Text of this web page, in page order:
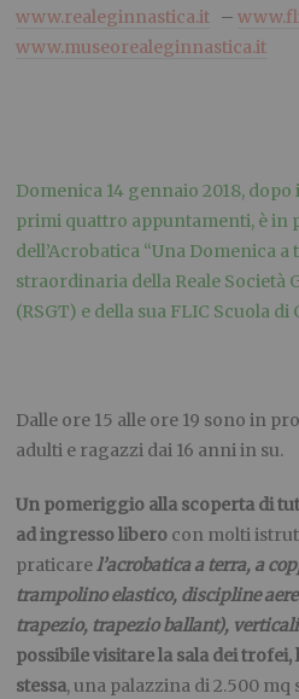
www.realeginnastica.it –
www.museorealeginnastica.it
Domenica 14 gennaio 2018,
primi quattro appuntamenti, è in
dell’Acrobatica “Una Domenica
straordinaria della Reale Società
(RSGT) e della sua FLIC Scuola di
Dalle ore 15 alle ore 19 sono in
adulti e ragazzi dai 16 anni in su.
Un pomeriggio alla scoperta di
ad ingresso libero con molti
praticarel’acrobatica a terra, a
trampolino elastico, discipline
trapezio, trapezio ballant), verticali
possibile visitare la sala dei trofei,
stessa, una palazzina di 2.500